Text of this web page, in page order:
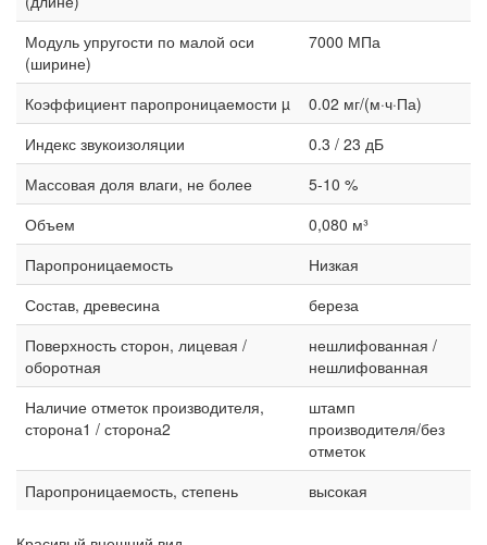
Модуль упругости по малой оси
(ширине)
7000 МПа
Коэффициент паропроницаемости µ
0.02 мг/(м·ч·Па)
Индекс звукоизоляции
0.3 / 23 дБ
Массовая доля влаги, не более
5-10 %
Объем
0,080 м³
Паропроницаемость
Низкая
Состав, древесина
береза
Поверхность сторон, лицевая /
оборотная
нешлифованная /
нешлифованная
Наличие отметок производителя,
сторона1 / сторона2
штамп
производителя/без
отметок
Паропроницаемость, степень
высокая